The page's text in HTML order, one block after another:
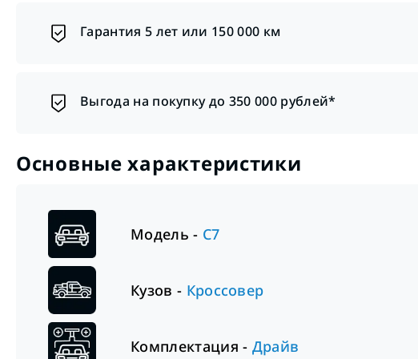
Гарантия 5 лет или 150 000 км
Выгода на покупку до 350 000 рублей*
Основные характеристики
Модель - C7
Кузов - Кроссовер
Комплектация - Драйв